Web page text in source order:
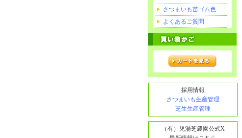
さつまいも苗ゴム色
よくあるご質問
採用情報
さつまいも生産管理
芝生生産管理
（有）児湯芝農園公式X